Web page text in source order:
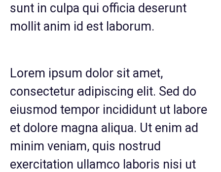
sunt in culpa qui officia deserunt
mollit anim id est laborum.
Lorem ipsum dolor sit amet,
consectetur adipiscing elit. Sed do
eiusmod tempor incididunt ut labore
et dolore magna aliqua. Ut enim ad
minim veniam, quis nostrud
exercitation ullamco laboris nisi ut